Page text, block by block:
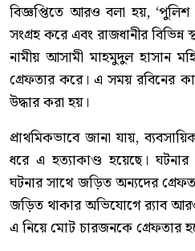
বিজ্ঞপ্তিতে আরও বলা হয়, ‘পুলিশ
সংগ্রহ করে এবং রাজধানীর বিভিন্ন
নামীয় আসামী মাহমুদুল হাসান
গ্রেফতার করে। এ সময় রবিনের
উদ্ধার করা হয়।
প্রাথমিকভাবে জানা যায়,
ধরে এ হত্যাকাণ্ড হয়েছে।
ঘটনার সাথে জড়িত অন্যদের
জড়িত থাকার অভিযোগে র‍্যাব
এ নিয়ে মোট চারজনকে গ্রেফতার